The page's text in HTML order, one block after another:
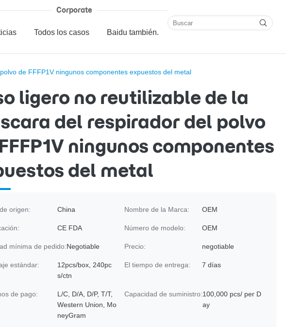
Corporate
Todos los casos Baidu también.
de FFFP1V ningunos componentes expuestos del metal
ligero no reutilizable de la
del respirador del polvo
ningunos componentes
del metal
origen: China Nombre de la Marca: OEM
CE FDA Número de modelo: OEM
mínima de pedido:Negotiable Precio: negotiable
estándar:
12pcs/box, 240pc
s/ctn
El tiempo de entrega: 7 días
de pago:
L/C, D/A, D/P, T/T,
Western Union, Mo
neyGram
Capacidad de suministro:100,000 pcs/ per D
ay